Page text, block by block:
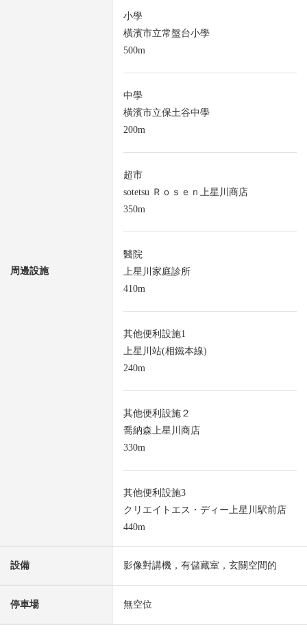
周邊設施
小學
橫濱市立常盤台小學
500m
中學
橫濱市立保土谷中學
200m
超市
sotetsu Ｒｏｓｅｎ上星川商店
350m
醫院
上星川家庭診所
410m
其他便利設施1
上星川站(相鐵本線)
240m
其他便利設施２
喬納森上星川商店
330m
其他便利設施3
クリエイトエス・ディー上星川駅前店
440m
設備 影像對講機，有儲藏室，玄關空間的
停車場 無空位